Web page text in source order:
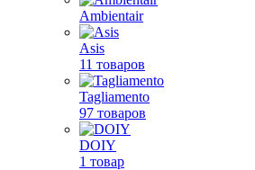
Ambientair
Asis
11 товаров
Tagliamento
97 товаров
DOIY
1 товар